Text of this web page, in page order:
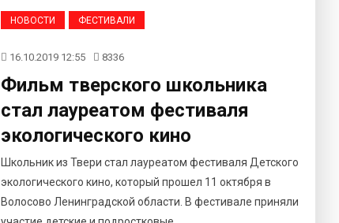
НОВОСТИ ФЕСТИВАЛИ
16.10.2019 12:55 8336
Фильм тверского школьника
стал лауреатом фестиваля
экологического кино
Школьник из Твери стал лауреатом фестиваля Детского
экологического кино, который прошел 11 октября в
Волосово Ленинградской области. В фестивале приняли